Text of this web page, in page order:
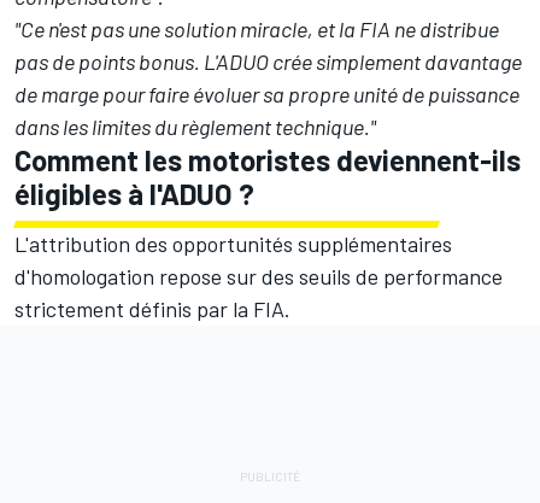
"Ce n'est pas une solution miracle, et la FIA ne distribue
pas de points bonus. L'ADUO crée simplement davantage
de marge pour faire évoluer sa propre unité de puissance
dans les limites du règlement technique."
Comment les motoristes deviennent-ils
éligibles à l'ADUO ?
L'attribution des opportunités supplémentaires
d'homologation repose sur des seuils de performance
strictement définis par la FIA.